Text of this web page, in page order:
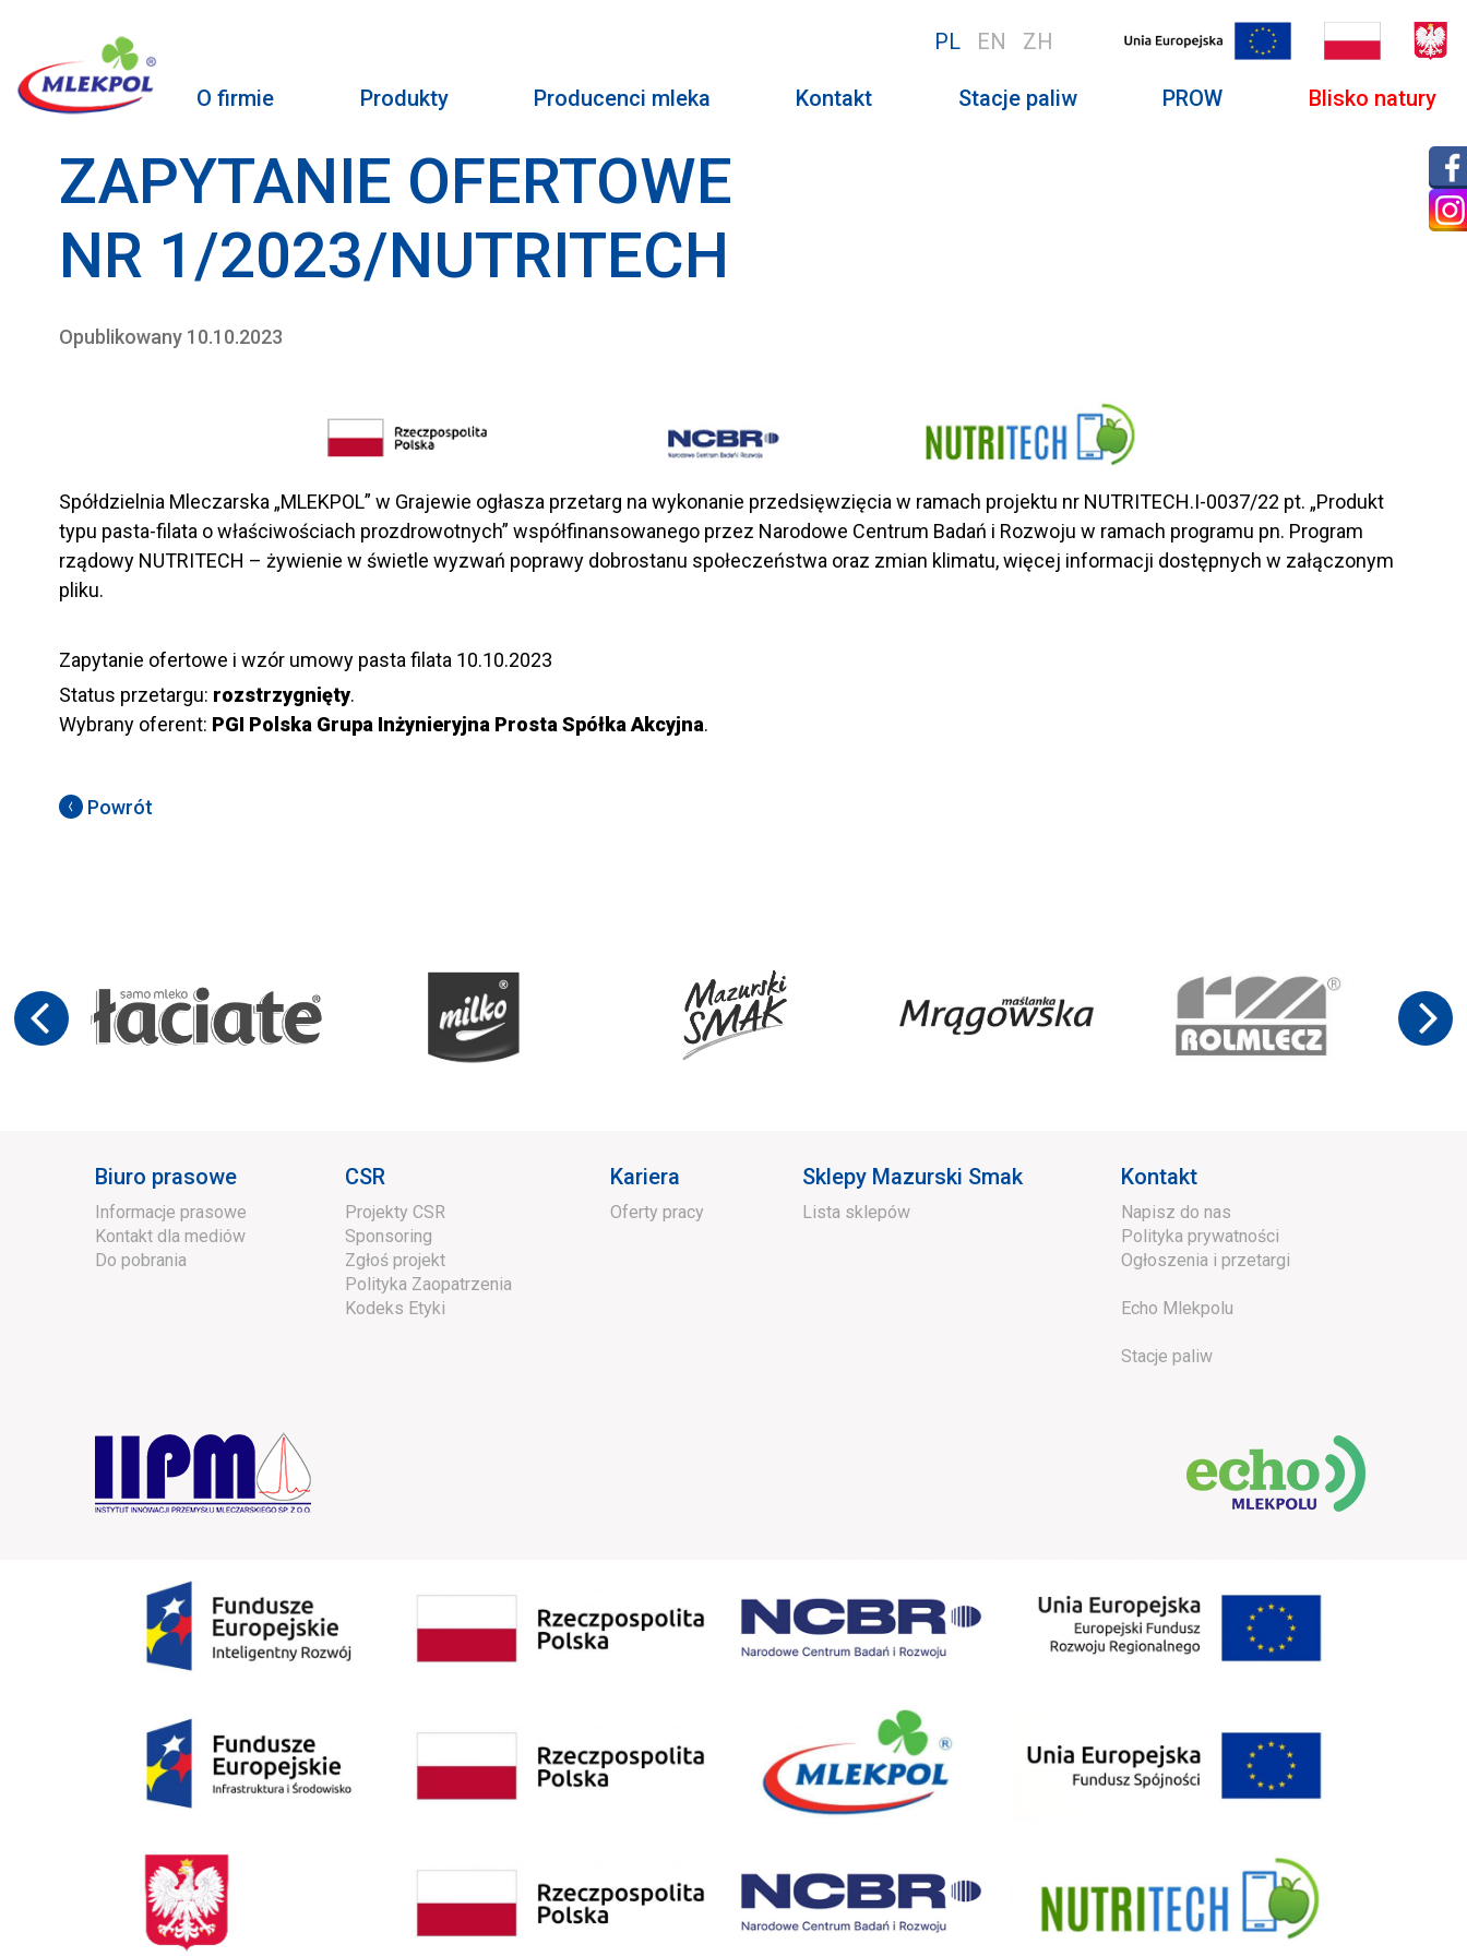
PL EN ZH
O firmie Produkty Producenci mleka Kontakt Stacje paliw PROW Blisko natury
ZAPYTANIE OFERTOWE
NR 1/2023/NUTRITECH
Opublikowany 10.10.2023
Spółdzielnia Mleczarska „MLEKPOL” w Grajewie ogłasza przetarg na wykonanie przedsięwzięcia w ramach projektu nr NUTRITECH.I-0037/22 pt. „Produkt
typu pasta-filata o właściwościach prozdrowotnych” współfinansowanego przez Narodowe Centrum Badań i Rozwoju w ramach programu pn. Program
rządowy NUTRITECH – żywienie w świetle wyzwań poprawy dobrostanu społeczeństwa oraz zmian klimatu, więcej informacji dostępnych w załączonym
pliku.
Zapytanie ofertowe i wzór umowy pasta filata 10.10.2023
Status przetargu: rozstrzygnięty.
Wybrany oferent: PGI Polska Grupa Inżynieryjna Prosta Spółka Akcyjna.
Powrót
Biuro prasowe
Informacje prasowe
Kontakt dla mediów
Do pobrania
CSR
Projekty CSR
Sponsoring
Zgłoś projekt
Polityka Zaopatrzenia
Kodeks Etyki
Kariera
Oferty pracy
Sklepy Mazurski Smak
Lista sklepów
Kontakt
Napisz do nas
Polityka prywatności
Ogłoszenia i przetargi
Echo Mlekpolu
Stacje paliw